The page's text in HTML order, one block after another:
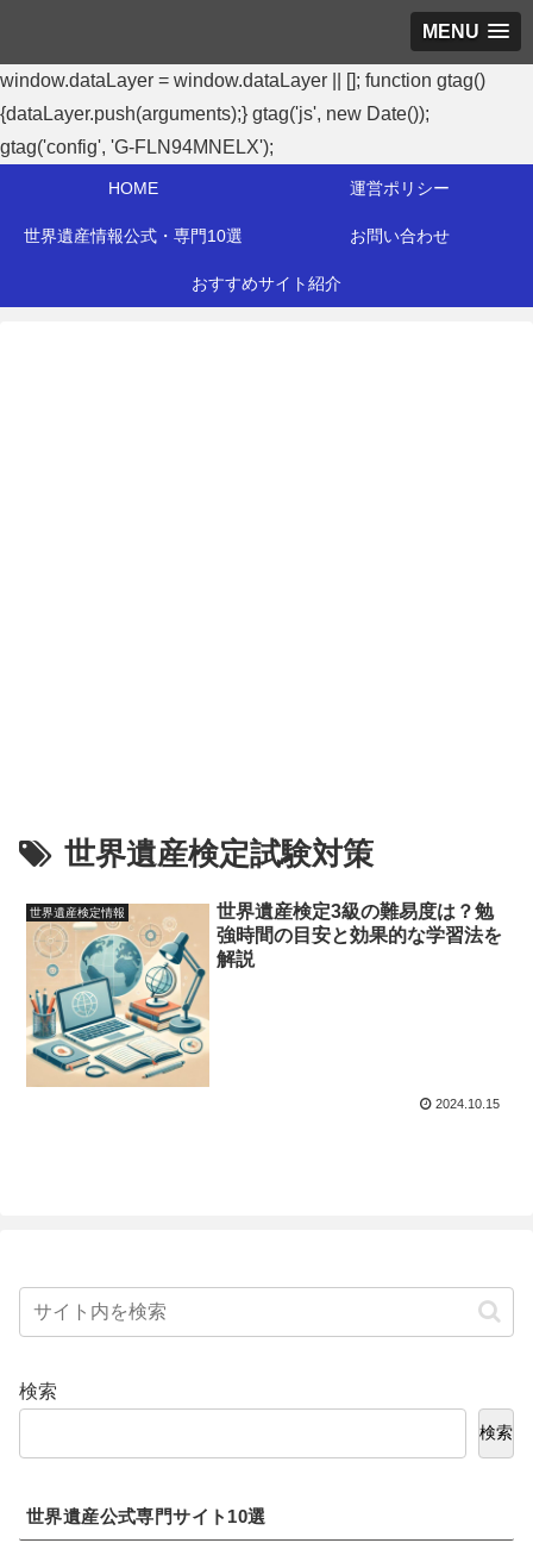
MENU
window.dataLayer = window.dataLayer || []; function gtag()
{dataLayer.push(arguments);} gtag('js', new Date());
gtag('config', 'G-FLN94MNELX');
HOME 運営ポリシー
世界遺産情報公式・専門10選 お問い合わせ
おすすめサイト紹介
世界遺産検定試験対策
世界遺産検定情報
世界遺産検定3級の難易度は？勉
強時間の目安と効果的な学習法を
解説
2024.10.15
検索
検索
世界遺産公式専門サイト10選